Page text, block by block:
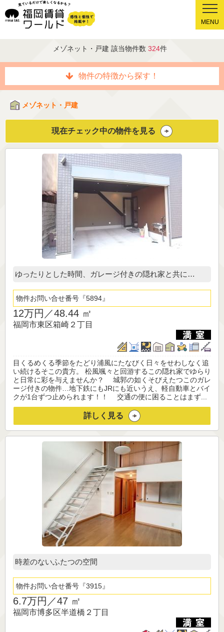
MENU
メゾネット・戸建 該当物件数 324件
物件の特徴から探す！
メゾネット・戸建
現在チェック中の物件を見る
ゆったりとした時間、ガレージ付きの隠れ家と共に…
物件お問い合せ番号 5894
12万円／48.44 ㎡
福岡市東区箱崎２丁目
目くるめくる季節をたどり浦風にたなびく日々をせわしなく追
い続けるそこの貴方。 松風颯々と回游するこの隠れ家でゆらり
と日常に彩を与えませんか？ 城郭の如くそびえたつこのガレ
ージ付きの物件…地下鉄にもJRにも近いうえ、軽自動車とバイ
クが1台ずつ止められます！！ 交通の便に困ることはまず...
詳しく見る
時差のないふたつの空間
物件お問い合せ番号 3915
6.7万円／47 ㎡
福岡市博多区半道橋２丁目